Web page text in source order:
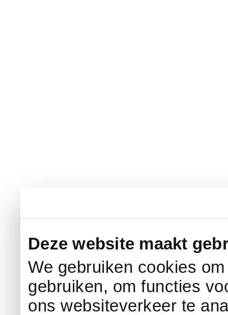
Deze website maakt
We gebruiken cookies
gebruiken, om functies
ons websiteverkeer te